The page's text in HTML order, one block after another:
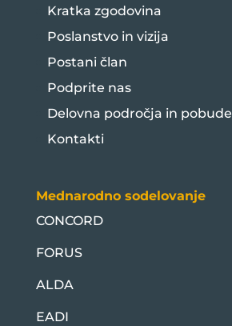
Kratka zgodovina
Poslanstvo in vizija
Postani član
Podprite nas
Delovna področja in pobude
Kontakti
Mednarodno sodelovanje
CONCORD
FORUS
ALDA
EADI